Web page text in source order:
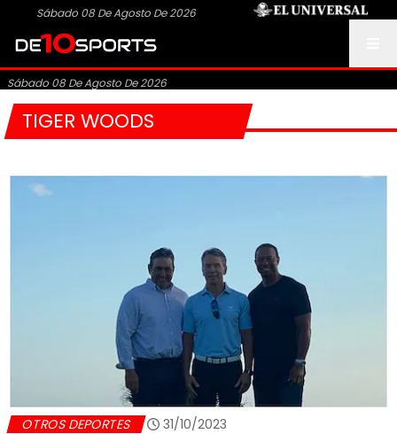
Sábado 08 De Agosto De 2026
Sábado 08 De Agosto De 2026
TIGER WOODS
OTROS DEPORTES 31/10/2023